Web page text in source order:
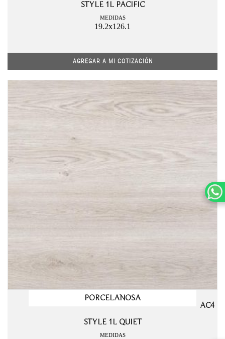
STYLE 1L PACIFIC
MEDIDAS
19.2x126.1
AGREGAR A MI COTIZACIÓN
PORCELANOSA
AC4
STYLE 1L QUIET
MEDIDAS